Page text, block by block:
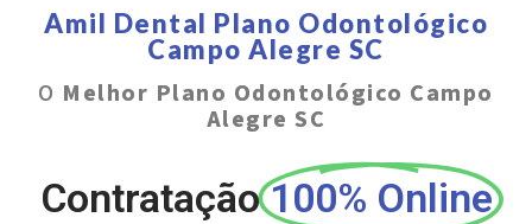
Amil Dental Plano Odontológico
Campo Alegre SC
O Melhor Plano Odontológico Campo
Alegre SC
Contratação 100% Online